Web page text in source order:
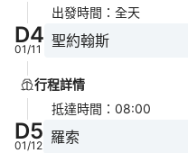
出發時間 ： 全天
D4
01/11 聖約翰斯
行程詳情
抵達時間 ： 08:00
D5
01/12 羅索